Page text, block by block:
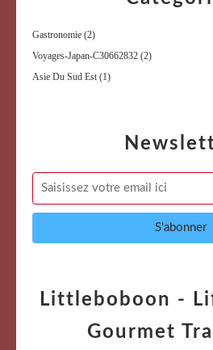
Gastronomie (2)
Voyages-Japan-C30662832 (2)
Asie Du Sud Est (1)
Littleboboon -
Gourmet